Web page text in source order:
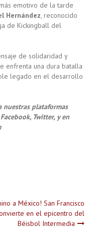
emotivo de la tarde
Hernández, reconocido
de Kickingball del
de solidaridad y
enfrenta una dura batalla
legado en el desarrollo
nuestras plataformas
Twitter, y en
a México! San Francisco
en el epicentro del
Béisbol Intermedia